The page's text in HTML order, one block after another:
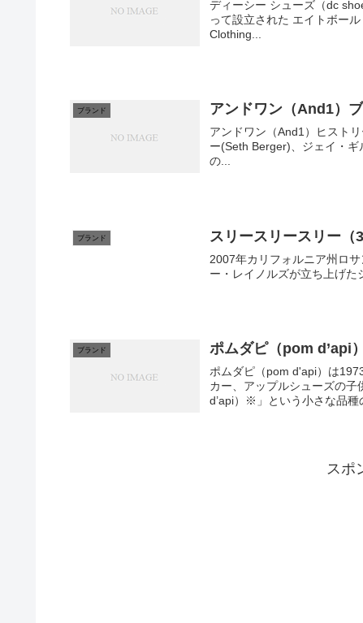
ディーシー シューズ（dc shoes）ヒストリー 1993年 ケン・
って設立された エイトボー
Clothing...
ブランド アンドワン（And1）
アンドワン（And1）ヒストリー 1993年 ペンシルベニア大学の大学院生であった セス・
ー(Seth Berger)、ジェイ・ギ
の...
ブランド スリースリースリー（
2007年カリフォルニア州ロ
ー・レイノルズが立ち上げた
ブランド ポムダピ（pom d’api）
ポムダピ（pom d'api）は
カー、アップルシューズの子供靴ブランドです。 ブラン
d’api）※」という小さな品種
スポ